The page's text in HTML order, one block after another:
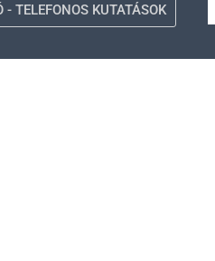
- TELEFONOS KUTATÁSOK